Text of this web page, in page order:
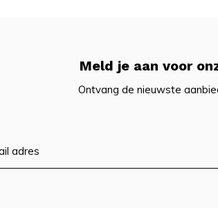
Meld je aan voor
Ontvang de nieuwste